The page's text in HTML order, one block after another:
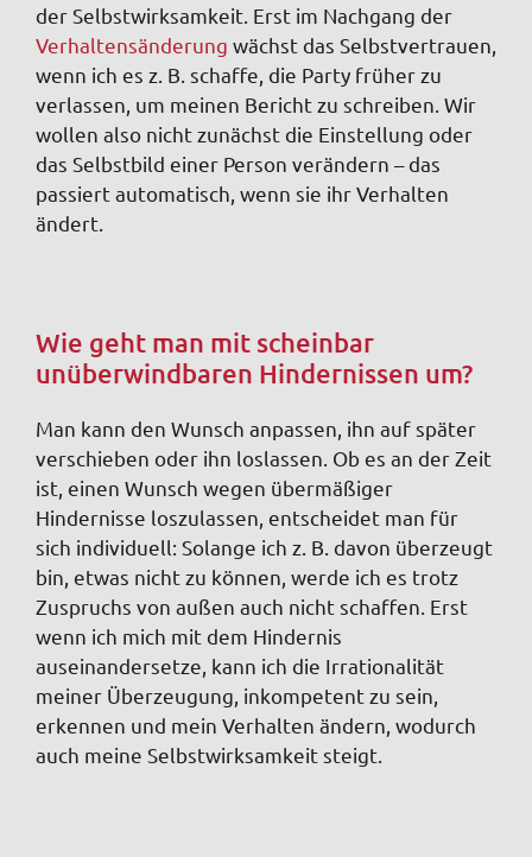
der Selbstwirksamkeit. Erst im Nachgang der
Verhaltensänderung wächst das Selbstvertrauen,
wenn ich es z. B. schaffe, die Party früher zu
verlassen, um meinen Bericht zu schreiben. Wir
wollen also nicht zunächst die Einstellung oder
das Selbstbild einer Person verändern – das
passiert automatisch, wenn sie ihr Verhalten
ändert.
Wie geht man mit scheinbar
unüberwindbaren Hindernissen um?
Man kann den Wunsch anpassen, ihn auf später
verschieben oder ihn loslassen. Ob es an der Zeit
ist, einen Wunsch wegen übermäßiger
Hindernisse loszulassen, entscheidet man für
sich individuell: Solange ich z. B. davon überzeugt
bin, etwas nicht zu können, werde ich es trotz
Zuspruchs von außen auch nicht schaffen. Erst
wenn ich mich mit dem Hindernis
auseinandersetze, kann ich die Irrationalität
meiner Überzeugung, inkompetent zu sein,
erkennen und mein Verhalten ändern, wodurch
auch meine Selbstwirksamkeit steigt.